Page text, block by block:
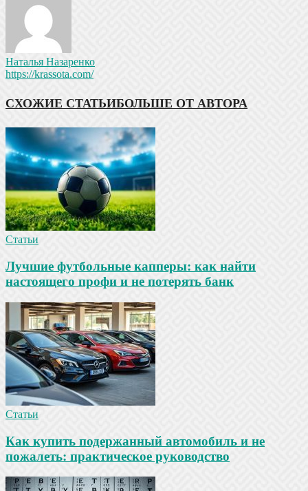
Наталья Назаренко
https://krassota.com/
СХОЖИЕ СТАТЬИБОЛЬШЕ ОТ АВТОРА
Статьи
Лучшие футбольные капперы: как найти
настоящего профи и не потерять банк
Статьи
Как купить подержанный автомобиль и не
пожалеть: практическое руководство